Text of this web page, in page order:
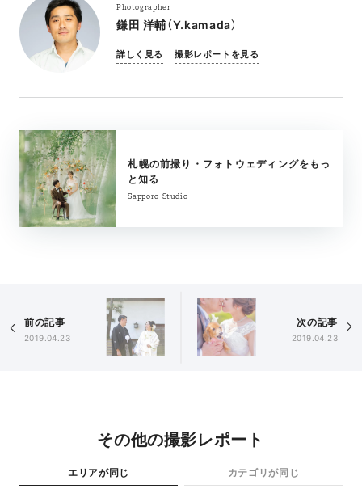
Photographer
鎌田 洋輔（Y.kamada）
詳しく見る 撮影レポートを見る
札幌の前撮り・フォトウェディングをもっ
と知る
Sapporo Studio
前の記事
2019.04.23
次の記事
2019.04.23
その他の撮影レポート
エリアが同じ カテゴリが同じ